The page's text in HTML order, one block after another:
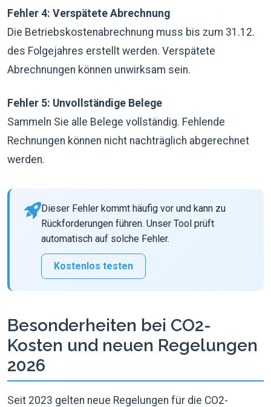
Fehler 4: Verspätete Abrechnung
Die Betriebskostenabrechnung muss bis zum 31.12.
des Folgejahres erstellt werden. Verspätete
Abrechnungen können unwirksam sein.
Fehler 5: Unvollständige Belege
Sammeln Sie alle Belege vollständig. Fehlende
Rechnungen können nicht nachträglich abgerechnet
werden.
Dieser Fehler kommt häufig vor und kann zu
Rückforderungen führen. Unser Tool prüft
automatisch auf solche Fehler.
Kostenlos testen
Besonderheiten bei CO2-
Kosten und neuen Regelungen
2026
Seit 2023 gelten neue Regelungen für die CO2-